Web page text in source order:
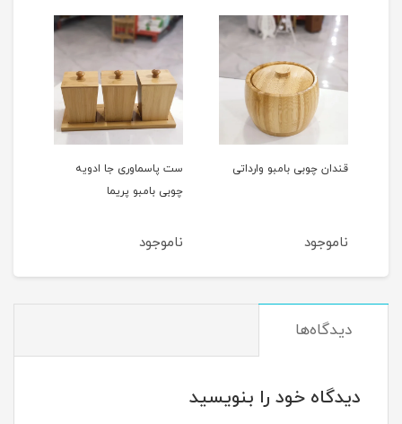
قندان چوبی بامبو وارداتی
ناموجود
ست پاسماوری جا ادویه
چوبی بامبو پریما
ناموجود
دیدگاه‌ها
دیدگاه خود را بنویسید